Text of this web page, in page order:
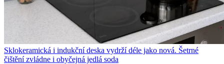
Sklokeramická i indukční deska vydrží déle jako nová. Šetrné
čištění zvládne i obyčejná jedlá soda